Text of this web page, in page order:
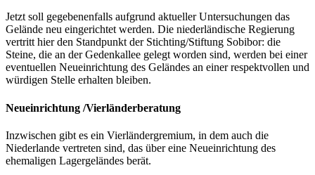
Jetzt soll gegebenenfalls aufgrund aktueller Untersuchungen das
Gelände neu eingerichtet werden. Die niederländische Regierung
vertritt hier den Standpunkt der Stichting/Stiftung Sobibor: die
Steine, die an der Gedenkallee gelegt worden sind, werden bei einer
eventuellen Neueinrichtung des Geländes an einer respektvollen und
würdigen Stelle erhalten bleiben.
Neueinrichtung /Vierländerberatung
Inzwischen gibt es ein Vierländergremium, in dem auch die
Niederlande vertreten sind, das über eine Neueinrichtung des
ehemaligen Lagergeländes berät.